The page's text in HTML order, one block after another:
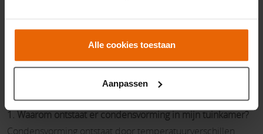
Alle cookies toestaan
Aanpassen
comfortabele en uitnodigende ruimte waar je het hele jaar
door van kunt genieten.
Veelgestelde vragen over condensvorming in een
1. Waarom ontstaat er condensvorming in mijn tuinkamer?
Condensvorming ontstaat door temperatuurverschillen